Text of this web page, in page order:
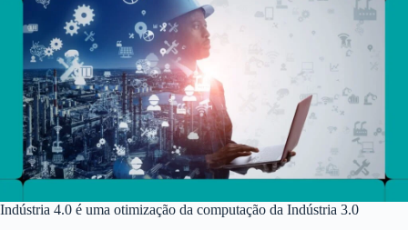
Indústria 4.0 é uma otimização da computação da Indústria 3.0